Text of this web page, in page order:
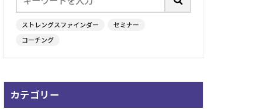
ストレングスファインダー
セミナー
コーチング
カテゴリー